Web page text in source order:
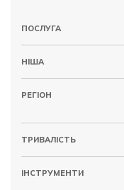
ПОСЛУГА
НІША
РЕГІОН
ТРИВАЛІСТЬ
ІНСТРУМЕНТИ